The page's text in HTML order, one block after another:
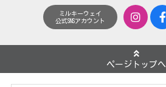
ミルキーウェイ
公式SNSアカウント
ページトップへ